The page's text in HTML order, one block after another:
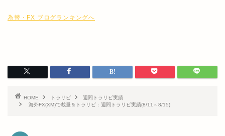
為替・FX ブログランキングへ
HOME トラリピ
週間トラリピ実績
海外FX(XM)で裁量＆トラリピ：週間トラリピ実績(8/11～8/15)